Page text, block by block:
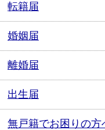
転籍届
婚姻届
離婚届
出生届
無戸籍でお困りの方